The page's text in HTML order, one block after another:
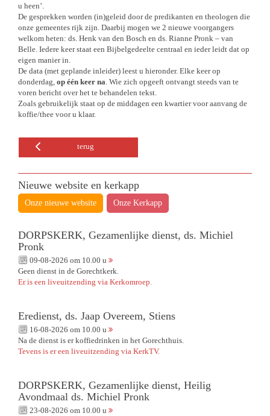
u heen’.
De gesprekken worden (in)geleid door de predikanten en theologen die
onze gemeentes rijk zijn. Daarbij mogen we 2 nieuwe voorgangers
welkom heten: ds. Henk van den Bosch en ds. Rianne Pronk – van
Belle. Iedere keer staat een Bijbelgedeelte centraal en ieder leidt dat op
eigen manier in.
De data (met geplande inleider) leest u hieronder. Elke keer op
donderdag, op één keer na. Wie zich opgeeft ontvangt steeds van te
voren bericht over het te behandelen tekst.
Zoals gebruikelijk staat op de middagen een kwartier voor aanvang de
koffie/thee voor u klaar.
terug
Nieuwe website en kerkapp
Onze nieuwe website Onze Kerkapp
DORPSKERK, Gezamenlijke dienst, ds. Michiel
Pronk
09-08-2026 om 10.00 u
Geen dienst in de Gorechtkerk.
Er is een liveuitzending via Kerkomroep.
Eredienst, ds. Jaap Overeem, Stiens
16-08-2026 om 10.00 u
Na de dienst is er koffiedrinken in het Gorechthuis.
Tevens is er een liveuitzending via KerkTV.
DORPSKERK, Gezamenlijke dienst, Heilig
Avondmaal ds. Michiel Pronk
23-08-2026 om 10.00 u